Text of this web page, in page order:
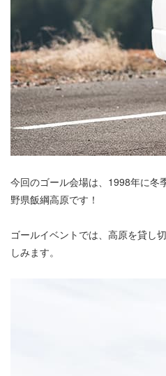
今回のゴール会場は、1998年に冬
野県飯綱高原です！
ゴールイベントでは、高原を貸し
しみます。